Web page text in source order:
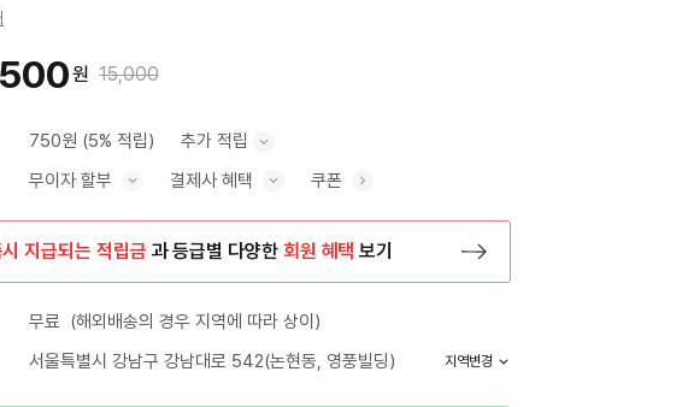
원 15,000
750원 (5% 적립) 추가 적립
무이자 할부 결제사 혜택 쿠폰
지급되는 적립금 과 등급별 다양한 회원 혜택 보기
무료 (해외배송의 경우 지역에 따라 상이)
서울특별시 강남구 강남대로 542(논현동, 영풍빌딩) 지역변경